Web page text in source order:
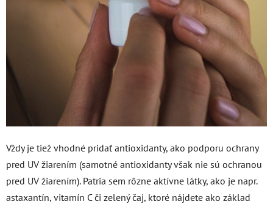
Vždy je tiež vhodné pridať antioxidanty, ako podporu ochrany
pred UV žiarením (samotné antioxidanty však nie sú ochranou
pred UV žiarením). Patria sem rôzne aktívne látky, ako je napr.
astaxantín, vitamín C či zelený čaj, ktoré nájdete ako základ